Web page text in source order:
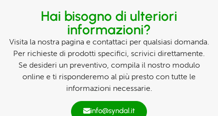
Hai bisogno di ulteriori
informazioni?
Visita la nostra pagina e contattaci per qualsiasi domanda.
Per richieste di prodotti specifici, scrivici direttamente.
Se desideri un preventivo, compila il nostro modulo
online e ti risponderemo al più presto con tutte le
informazioni necessarie.
info@syndal.it